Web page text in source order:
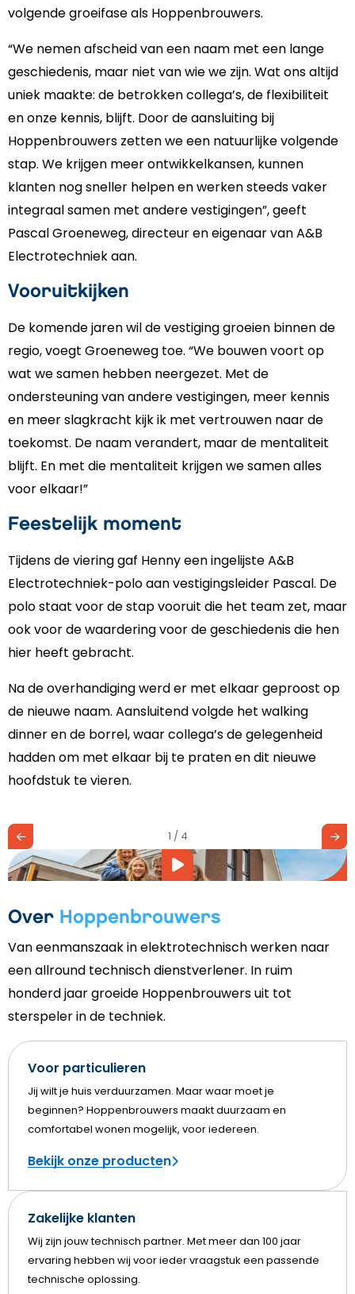
volgende groeifase als Hoppenbrouwers.
“We nemen afscheid van een naam met een lange
geschiedenis, maar niet van wie we zijn. Wat ons altijd
uniek maakte: de betrokken collega’s, de flexibiliteit
en onze kennis, blijft. Door de aansluiting bij
Hoppenbrouwers zetten we een natuurlijke volgende
stap. We krijgen meer ontwikkelkansen, kunnen
klanten nog sneller helpen en werken steeds vaker
integraal samen met andere vestigingen”, geeft
Pascal Groeneweg, directeur en eigenaar van A&B
Electrotechniek aan.
Vooruitkijken
De komende jaren wil de vestiging groeien binnen de
regio, voegt Groeneweg toe. “We bouwen voort op
wat we samen hebben neergezet. Met de
ondersteuning van andere vestigingen, meer kennis
en meer slagkracht kijk ik met vertrouwen naar de
toekomst. De naam verandert, maar de mentaliteit
blijft. En met die mentaliteit krijgen we samen alles
voor elkaar!”
Feestelijk moment
Tijdens de viering gaf Henny een ingelijste A&B
Electrotechniek-polo aan vestigingsleider Pascal. De
polo staat voor de stap vooruit die het team zet, maar
ook voor de waardering voor de geschiedenis die hen
hier heeft gebracht.
Na de overhandiging werd er met elkaar geproost op
de nieuwe naam. Aansluitend volgde het walking
dinner en de borrel, waar collega’s de gelegenheid
hadden om met elkaar bij te praten en dit nieuwe
hoofdstuk te vieren.
1 / 4
Over Hoppenbrouwers
Van eenmanszaak in elektrotechnisch werken naar
een allround technisch dienstverlener. In ruim
honderd jaar groeide Hoppenbrouwers uit tot
sterspeler in de techniek.
Voor particulieren
Jij wilt je huis verduurzamen. Maar waar moet je
beginnen? Hoppenbrouwers maakt duurzaam en
comfortabel wonen mogelijk, voor iedereen.
Bekijk onze producten
Zakelijke klanten
Wij zijn jouw technisch partner. Met meer dan 100 jaar
ervaring hebben wij voor ieder vraagstuk een passende
technische oplossing.
Video